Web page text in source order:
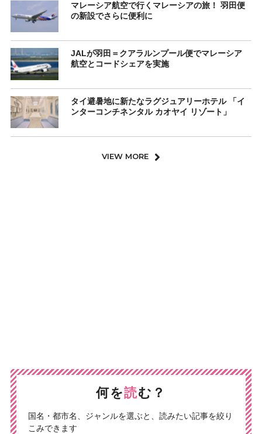
マレーシア航空で行くマレーシアの旅！ 羽田便
の新設でさらに便利に
JALが羽田＝クアラルンプール便でマレーシア
航空とコードシェアを実施
タイ避暑地に新たなラグジュアリーホテル 「イ
ンターコンチネンタル カオヤイ リゾート」
VIEW MORE
何を読む？
国名・都市名、ジャンルを選ぶと、読みたい記事を絞り
こみできます